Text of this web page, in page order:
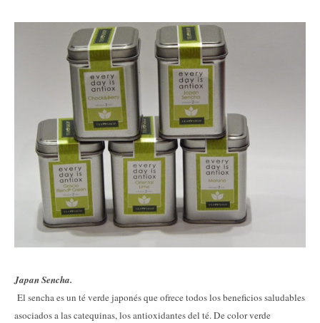
Japan Sencha.
El sencha es un té verde japonés que ofrece todos los beneficios saludables
asociados a las catequinas, los antioxidantes del té. De color verde